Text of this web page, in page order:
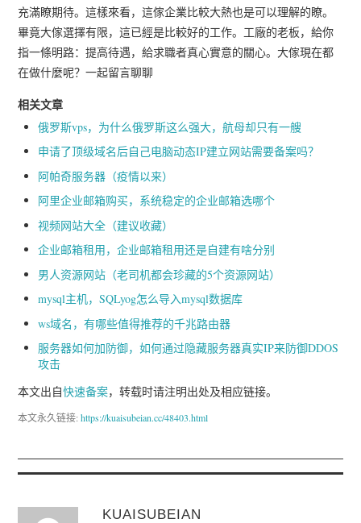
充滿瞭期待。這樣來看，這傢企業比較大熱也是可以理解的瞭。
畢竟大傢選擇有限，這已經是比較好的工作。工廠的老板，給你
指一條明路：提高待遇，給求職者真心實意的關心。大傢現在都
在做什麼呢？一起留言聊聊
相关文章
俄罗斯vps，为什么俄罗斯这么强大，航母却只有一艘
申请了顶级域名后自己电脑动态IP建立网站需要备案吗？
阿帕奇服务器（疫情以来）
阿里企业邮箱购买，系统稳定的企业邮箱选哪个
视频网站大全（建议收藏）
企业邮箱租用，企业邮箱租用还是自建有啥分别
男人资源网站（老司机都会珍藏的5个资源网站）
mysql主机，SQLyog怎么导入mysql数据库
ws域名，有哪些值得推荐的千兆路由器
服务器如何加防御，如何通过隐藏服务器真实IP来防御DDOS
攻击
本文出自快速备案，转载时请注明出处及相应链接。
本文永久链接:https://kuaisubeian.cc/48403.html
KUAISUBEIAN